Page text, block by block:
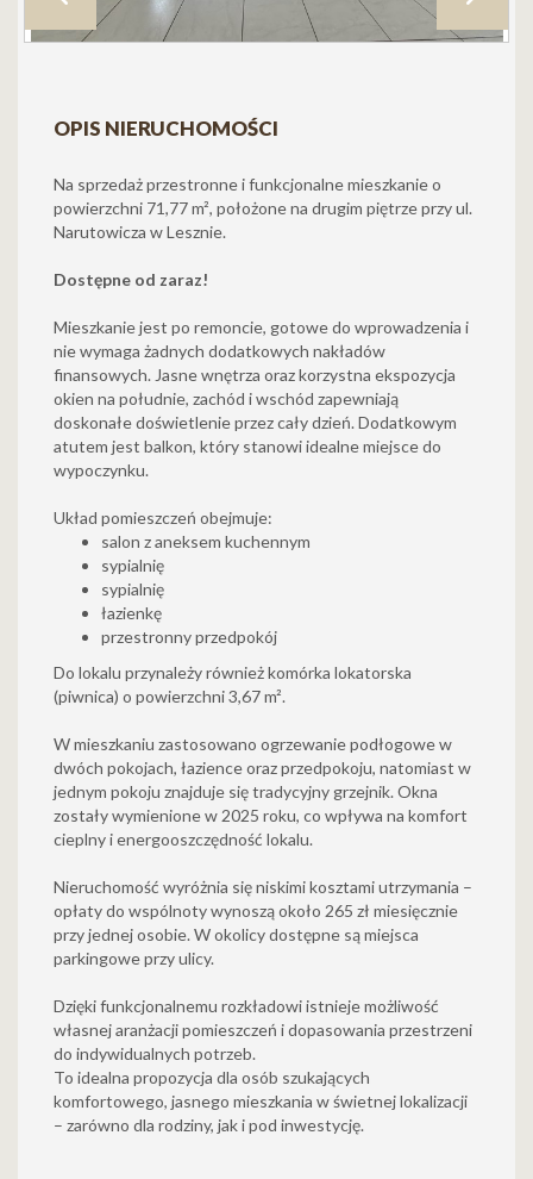
OPIS NIERUCHOMOŚCI
Na sprzedaż przestronne i funkcjonalne mieszkanie o
powierzchni 71,77 m², położone na drugim piętrze przy ul.
Narutowicza w Lesznie.
Dostępne od zaraz!
Mieszkanie jest po remoncie, gotowe do wprowadzenia i
nie wymaga żadnych dodatkowych nakładów
finansowych. Jasne wnętrza oraz korzystna ekspozycja
okien na południe, zachód i wschód zapewniają
doskonałe doświetlenie przez cały dzień. Dodatkowym
atutem jest balkon, który stanowi idealne miejsce do
wypoczynku.
Układ pomieszczeń obejmuje:
salon z aneksem kuchennym
sypialnię
sypialnię
łazienkę
przestronny przedpokój
Do lokalu przynależy również komórka lokatorska
(piwnica) o powierzchni 3,67 m².
W mieszkaniu zastosowano ogrzewanie podłogowe w
dwóch pokojach, łazience oraz przedpokoju, natomiast w
jednym pokoju znajduje się tradycyjny grzejnik. Okna
zostały wymienione w 2025 roku, co wpływa na komfort
cieplny i energooszczędność lokalu.
Nieruchomość wyróżnia się niskimi kosztami utrzymania –
opłaty do wspólnoty wynoszą około 265 zł miesięcznie
przy jednej osobie. W okolicy dostępne są miejsca
parkingowe przy ulicy.
Dzięki funkcjonalnemu rozkładowi istnieje możliwość
własnej aranżacji pomieszczeń i dopasowania przestrzeni
do indywidualnych potrzeb.
To idealna propozycja dla osób szukających
komfortowego, jasnego mieszkania w świetnej lokalizacji
– zarówno dla rodziny, jak i pod inwestycję.